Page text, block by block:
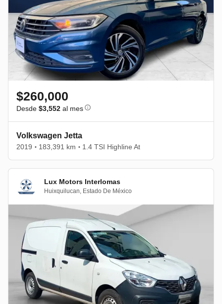
$260,000
Desde $3,552 al mes
Volkswagen Jetta
2019 • 183,391 km • 1.4 TSI Highline At
Lux Motors Interlomas
Huixquilucan, Estado De México